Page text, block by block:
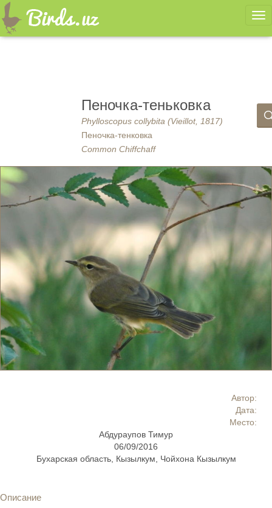
Пеночка-теньковка
Phylloscopus collybita (Vieillot, 1817)
Пеночка-тенковка
Common Chiffchaff
Автор:
Дата:
Место:
Абдураупов Тимур
06/09/2016
Бухарская область, Кызылкум, Чойхона Кызылкум
Описание